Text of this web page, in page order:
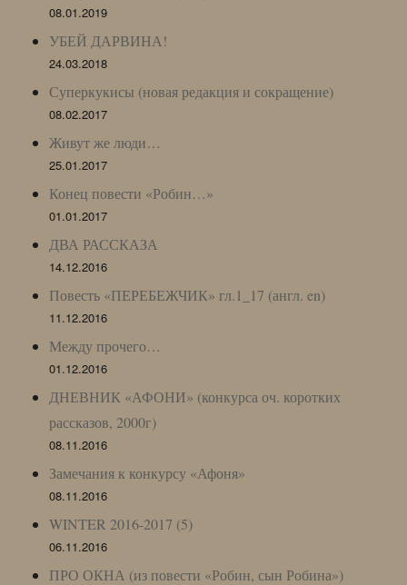
08.01.2019
УБЕЙ ДАРВИНА!
24.03.2018
Суперкукисы (новая редакция и сокращение)
08.02.2017
Живут же люди…
25.01.2017
Конец повести «Робин…»
01.01.2017
ДВА РАССКАЗА
14.12.2016
Повесть «ПЕРЕБЕЖЧИК» гл.1_17 (англ. en)
11.12.2016
Между прочего…
01.12.2016
ДНЕВНИК «АФОНИ» (конкурса оч. коротких
рассказов, 2000г)
08.11.2016
Замечания к конкурсу «Афоня»
08.11.2016
WINTER 2016-2017 (5)
06.11.2016
ПРО ОКНА (из повести «Робин, сын Робина»)